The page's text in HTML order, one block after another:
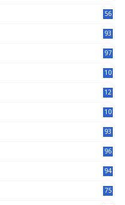
56
93
97
10
12
10
93
96
94
75